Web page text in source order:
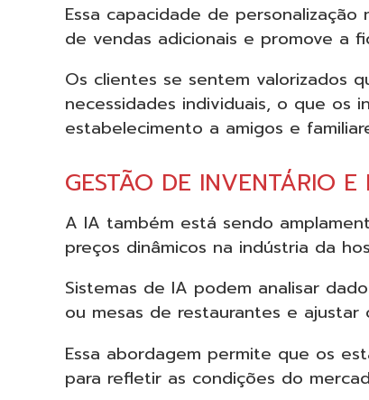
Essa capacidade de
de vendas adicionais e promove a
Os clientes se sentem valorizados
necessidades individuais, o que
estabelecimento a amigos e
GESTÃO DE INVENTÁRIO E
A IA também está sendo
preços dinâmicos na indústria da
Sistemas de IA podem analisar
ou mesas de restaurantes e
Essa abordagem permite que os
para refletir as condições do